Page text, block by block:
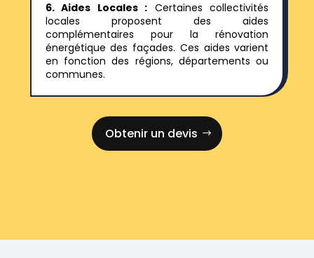
6. Aides Locales : Certaines collectivités
locales proposent des aides
complémentaires pour la rénovation
énergétique des façades. Ces aides varient
en fonction des régions, départements ou
communes.
Obtenir un devis